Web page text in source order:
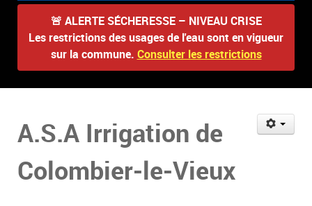
🚨 ALERTE SÉCHERESSE – NIVEAU CRISE
Les restrictions des usages de l'eau sont en vigueur
sur la commune. Consulter les restrictions
A.S.A Irrigation de
Colombier-le-Vieux